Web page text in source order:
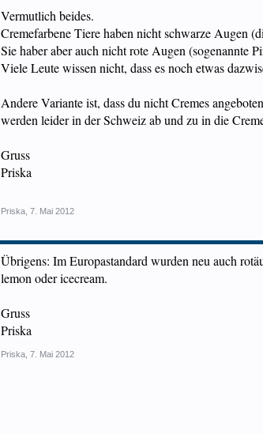
Vermutlich beides.
Cremefarbene Tiere haben nicht schwarze Augen
Sie haber aber auch nicht rote Augen (sogenannte
Viele Leute wissen nicht, dass es noch etwas
Andere Variante ist, dass du nicht Cremes
werden leider in der Schweiz ab und zu in die
Gruss
Priska
Priska 7. Mai 2012
Übrigens: Im Europastandard wurden neu auch
lemon oder icecream.
Gruss
Priska
Priska 7. Mai 2012